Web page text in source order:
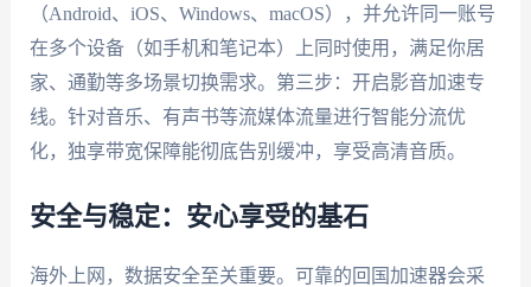
（Android、iOS、Windows、macOS），并允许同一账号
在多个设备（如手机和笔记本）上同时使用，满足你居
家、通勤等多场景切换需求。第三步：开启影音加速专
线。针对音乐、有声书等流媒体流量进行智能分流优
化，独享带宽保障能彻底告别缓冲，享受高清音质。
安全与稳定：安心享受的基石
海外上网，数据安全至关重要。可靠的回国加速器会采